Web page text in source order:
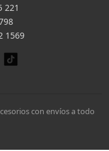
221
1569
con envíos a todo